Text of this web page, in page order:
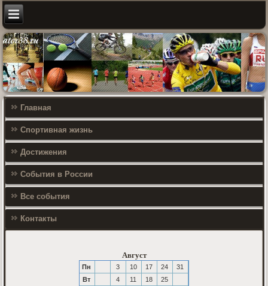
Главная
Спортивная жизнь
Достижения
События в России
Все события
Контакты
Август
Пн 3 10 17 24
31
Вт
4 11 18
25